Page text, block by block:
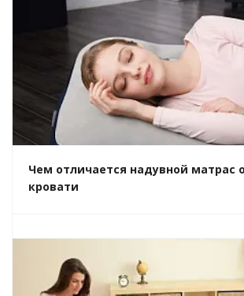
Чем отличается надувной матрас
кровати